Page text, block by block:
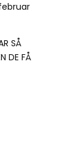
SÅ
DE FÅ